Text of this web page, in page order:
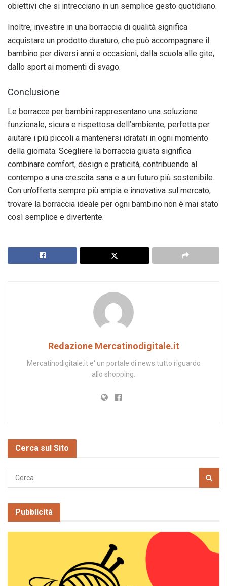
obiettivi che si intrecciano in un semplice gesto quotidiano.
Inoltre, investire in una borraccia di qualità significa
acquistare un prodotto duraturo, che può accompagnare il
bambino per diversi anni e occasioni, dalla scuola alle gite,
dallo sport ai momenti di svago.
Conclusione
Le borracce per bambini rappresentano una soluzione
funzionale, sicura e rispettosa dell’ambiente, perfetta per
aiutare i più piccoli a mantenersi idratati in ogni momento
della giornata. Scegliere la borraccia giusta significa
combinare comfort, design e praticità, contribuendo al
contempo a una crescita sana e a un futuro più sostenibile.
Con un’offerta sempre più ampia e innovativa sul mercato,
trovare la borraccia ideale per ogni bambino non è mai stato
così semplice e divertente.
Redazione Mercatinodigitale.it
Mercatinodigitale.it e' un portale di news tutto riguardo
allo shopping.
Cerca sul Sito
Pubblicità